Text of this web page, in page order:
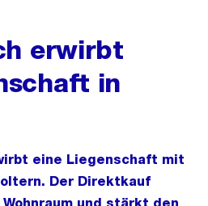
erwirbt
in
eine Liegenschaft mit
Der Direktkauf